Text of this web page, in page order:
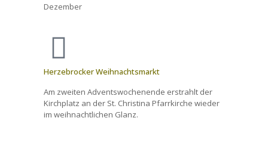
Dezember
Herzebrocker Weihnachtsmarkt
Am zweiten Adventswochenende erstrahlt der
Kirchplatz an der St. Christina Pfarrkirche wieder
im weihnachtlichen Glanz.